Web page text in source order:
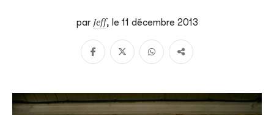
par Jeff, le 11 décembre 2013